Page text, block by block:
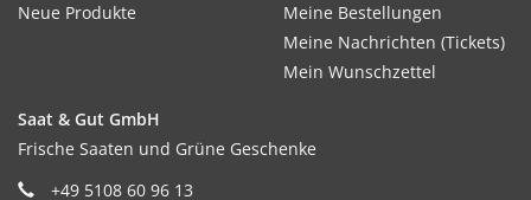
Neue Produkte
Meine Bestellungen
Meine Nachrichten (Tickets)
Mein Wunschzettel
Saat & Gut GmbH
Frische Saaten und Grüne Geschenke
+49 5108 60 96 13